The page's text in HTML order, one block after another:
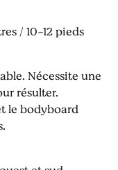
/ 10-12 pieds
Nécessite une
résulter.
le bodyboard